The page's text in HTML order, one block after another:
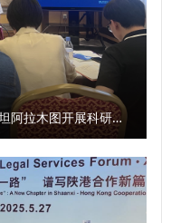
际法学院（国际仲裁学
院）、公安学院（公共
及涉外刑事法治与国别
、涉外法治研究中心、
位的主要负责人和学生
法学院 撰稿：高晓伟
和“一带一路”建设需
法官+学者”双导师制，
师资共建、深化理论研
让协同培养基地成为集
交流于一体的示范平
法治力量。 会议介绍
校与法院涉外法治人才
复合型高素质涉外法治
地、开展理论与实践
国际法学院张光耀博士在哈萨克斯坦阿拉木图开展科研与社会服务活动